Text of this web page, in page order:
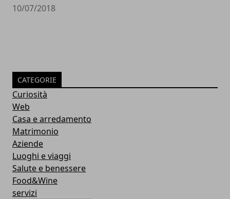
10/07/2018
CATEGORIE
Curiosità
Web
Casa e arredamento
Matrimonio
Aziende
Luoghi e viaggi
Salute e benessere
Food&Wine
servizi